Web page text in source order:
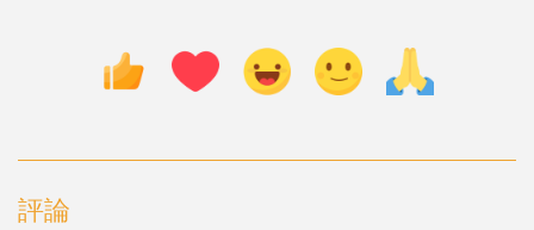
評論